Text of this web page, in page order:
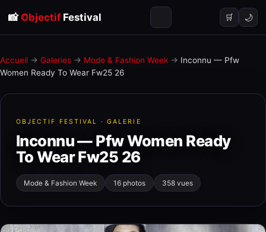
📸 ObjectifFestival 🛒 🌙
Accueil → Galeries → Mode & Fashion Week → Inconnu — Pfw
Women Ready To Wear Fw25 26
OBJECTIF FESTIVAL · GALERIE
Inconnu — Pfw Women Ready
To Wear Fw25 26
Mode & Fashion Week 16 photos 358 vues